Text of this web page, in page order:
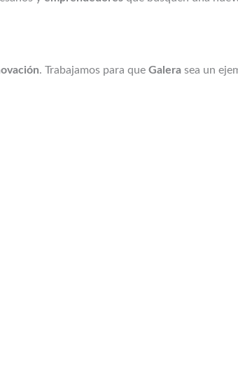
. Trabajamos para que Galera sea un